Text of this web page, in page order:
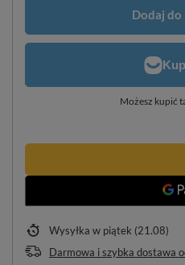
Dodaj do
Możesz kupić
Wysyłka w piątek (21.08)
Darmowa i szybka dostawa